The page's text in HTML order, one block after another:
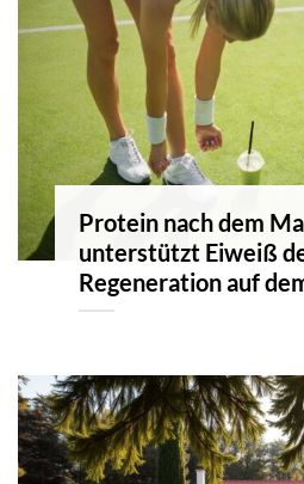
Protein nach dem
unterstützt Eiweiß
Regeneration auf